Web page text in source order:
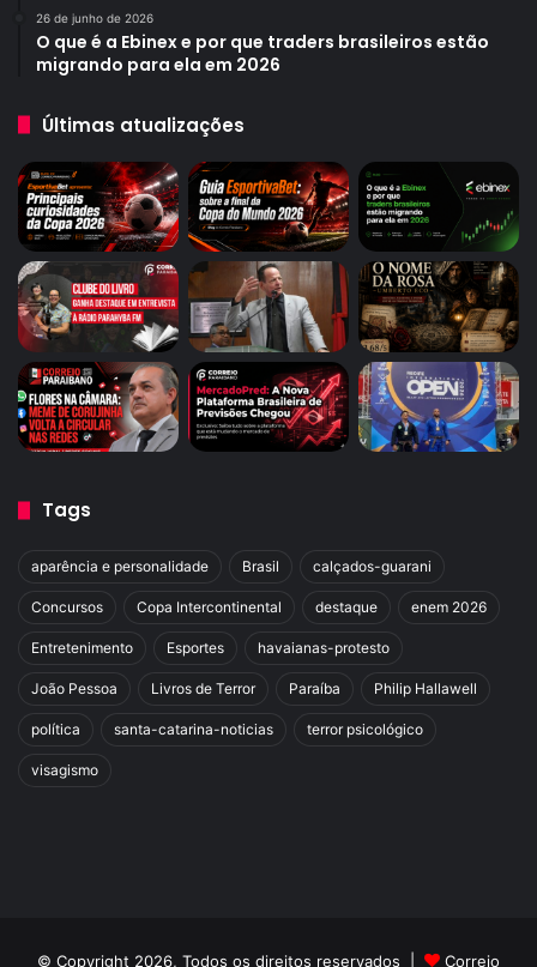
26 de junho de 2026
O que é a Ebinex e por que traders brasileiros estão
migrando para ela em 2026
Últimas atualizações
Tags
aparência e personalidade Brasil calçados-guarani
Concursos Copa Intercontinental destaque enem 2026
Entretenimento Esportes havaianas-protesto
João Pessoa Livros de Terror Paraíba Philip Hallawell
política santa-catarina-noticias terror psicológico
visagismo
© Copyright 2026, Todos os direitos reservados | Correio